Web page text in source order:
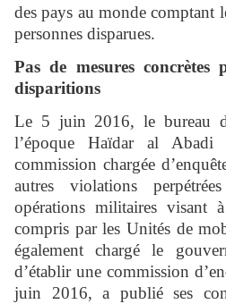
des pays au monde comptant
personnes disparues.
Pas de mesures
disparitions
Le 5 juin 2016, le bureau
l’époque Haïdar al
commission chargée
autres violations
opérations militaires visant
compris par les Unités de
également chargé le
d’établir une commission
juin 2016, a publié ses